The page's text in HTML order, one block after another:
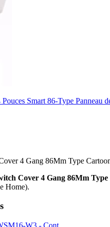
Smart 86-Type
4 Gang 86Mm Type
Cover 4 Gang 86Mm
Home).
W3 - Cont...